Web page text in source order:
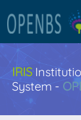
IRIS
System -